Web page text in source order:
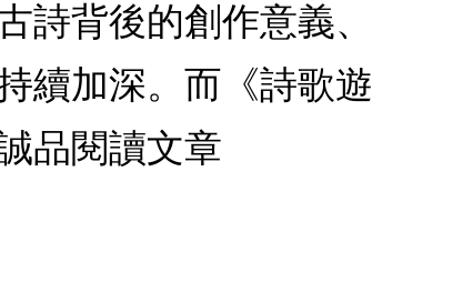
詩背後的創作意義、
續加深。而《詩歌遊
品閱讀文章